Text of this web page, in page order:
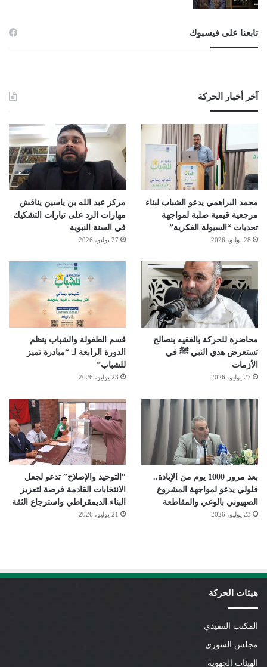
تابعنا على فيسبوك
آخر أخبار الحركة
محمد البراهمي يدعو الشباب لبناء
مرجعية قيمية صلبة لمواجهة
تحديات “السيولة الفكرية”
28 يوليو، 2026
مركز عبد الله بن ياسين يناقش
مهارات الرد على تيارات التشكيك
في السنة النبوية
27 يوليو، 2026
محاضرة للحركة بالفقيه بنصالح
تستعرض هدي النبي ﷺ في
الأزمات
27 يوليو، 2026
قسم الطفولة والشباب ينظم
الدورة الرابعة لـ “مبادرة تميز
للشباب”
23 يوليو، 2026
بعد مرور 1000 يوم من الإبادة..
فلولي يدعو لمواجهة المشروع
الصهيوني بالوعي والمقاطعة
23 يوليو، 2026
“التوحيد والإصلاح” تدعو لجعل
الانتخابات القادمة فرصة لتعزيز
البناء الديمقراطي واسترجاع الثقة
21 يوليو، 2026
هيئات الحركة
المكتب التنفيذي
مجلس الشورى
الهيئات الجهوية